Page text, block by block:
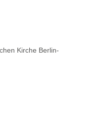
Kirche Berlin-